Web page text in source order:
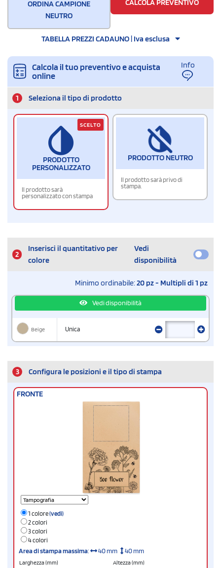
ORDINA CAMPIONE
NEUTRO
CALCOLA PREVENTIVO
TABELLA PREZZI CADAUNO | Iva esclusa
Calcola il tuo preventivo e acquista
online
Info
1 Seleziona il tipo di prodotto
PRODOTTO
PERSONALIZZATO
Il prodotto sarà
personalizzato con stampa
SCELTO
PRODOTTO NEUTRO
Il prodotto sarà privo di
stampa.
2
Inserisci il quantitativo per
colore
Vedi
disponibilità
Minimo ordinabile:20 pz - Multipli di 1 pz
Vedi disponibilità
Beige Unica
3 Configura le posizioni e il tipo di stampa
FRONTE
1 colore(vedi)
2 colori
3 colori
4 colori
Area di stampa massima: 40 mm 40 mm
Larghezza (mm) Altezza (mm)